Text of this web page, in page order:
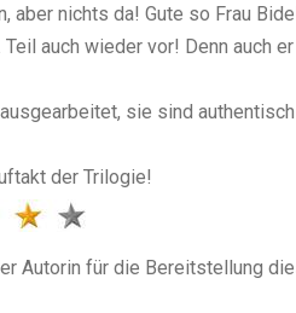
aber nichts da! Gute so Frau
Teil auch wieder vor! Denn auch
sie sind
der Trilogie!
Autorin für die Bereitstellung